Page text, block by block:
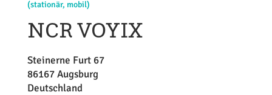
(stationär, mobil)
NCR VOYIX
Steinerne Furt 67
86167 Augsburg
Deutschland